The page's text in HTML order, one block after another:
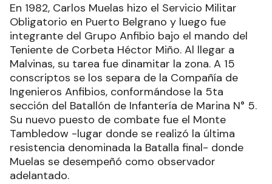
En 1982, Carlos Muelas hizo el Servicio Militar
Obligatorio en Puerto Belgrano y luego fue
integrante del Grupo Anfibio bajo el mando del
Teniente de Corbeta Héctor Miño. Al llegar a
Malvinas, su tarea fue dinamitar la zona. A 15
conscriptos se los separa de la Compañía de
Ingenieros Anfibios, conformándose la 5ta
sección del Batallón de Infantería de Marina N° 5.
Su nuevo puesto de combate fue el Monte
Tambledow -lugar donde se realizó la última
resistencia denominada la Batalla final- donde
Muelas se desempeñó como observador
adelantado.